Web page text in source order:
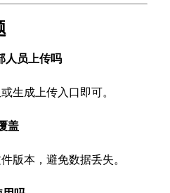
人员上传吗
生成上传入口即可。
盖
版本，避免数据丢失。